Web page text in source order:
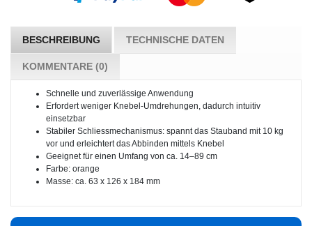
BESCHREIBUNG TECHNISCHE DATEN
KOMMENTARE (0)
Schnelle und zuverlässige Anwendung
Erfordert weniger Knebel-Umdrehungen, dadurch intuitiv
einsetzbar
Stabiler Schliessmechanismus: spannt das Stauband mit 10 kg
vor und erleichtert das Abbinden mittels Knebel
Geeignet für einen Umfang von ca. 14–89 cm
Farbe: orange
Masse: ca. 63 x 126 x 184 mm